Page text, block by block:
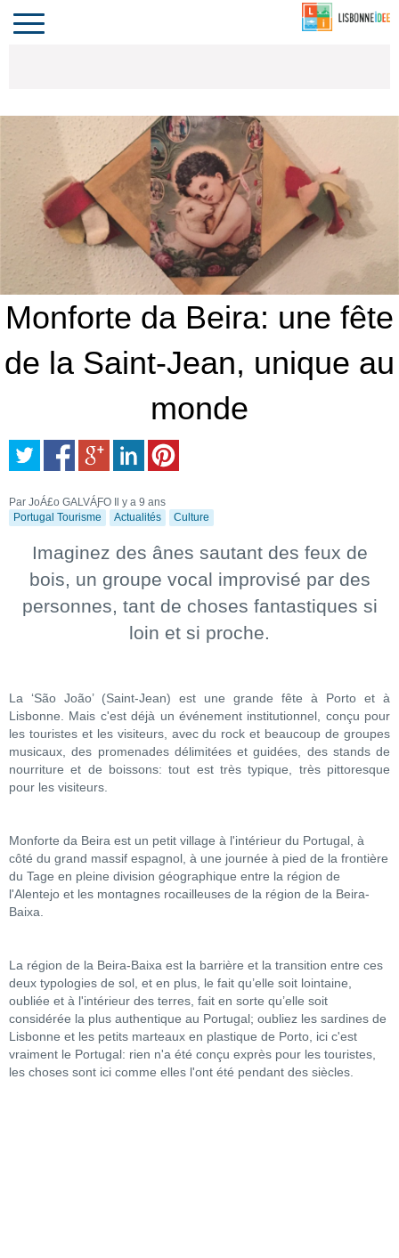
LE PORTUGAL
Toggle
navigation
Monforte da Beira: une fête
de la Saint-Jean, unique au
monde
Par JoÁ£o GALVÁƑO
Il y a 9 ans
Portugal Tourisme
Actualités Culture
Imaginez des ânes sautant des feux de
bois, un groupe vocal improvisé par des
personnes, tant de choses fantastiques si
loin et si proche.
La ‘São João’ (Saint-Jean) est une grande fête à Porto et à
Lisbonne. Mais c'est déjà un événement institutionnel, conçu pour
les touristes et les visiteurs, avec du rock et beaucoup de groupes
musicaux, des promenades délimitées et guidées, des stands de
nourriture et de boissons: tout est très typique, très pittoresque
pour les visiteurs.
Monforte da Beira est un petit village à l'intérieur du Portugal, à
côté du grand massif espagnol, à une journée à pied de la frontière
du Tage en pleine division géographique entre la région de
l'Alentejo et les montagnes rocailleuses de la région de la Beira-
Baixa.
La région de la Beira-Baixa est la barrière et la transition entre ces
deux typologies de sol, et en plus, le fait qu’elle soit lointaine,
oubliée et à l'intérieur des terres, fait en sorte qu’elle soit
considérée la plus authentique au Portugal; oubliez les sardines de
Lisbonne et les petits marteaux en plastique de Porto, ici c'est
vraiment le Portugal: rien n'a été conçu exprès pour les touristes,
les choses sont ici comme elles l'ont été pendant des siècles.